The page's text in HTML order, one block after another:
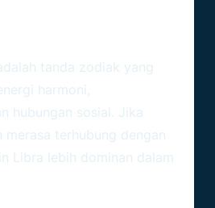
tanda zodiak yang
harmoni,
hubungan sosial. Jika
merasa terhubung dengan
Libra lebih dominan dalam